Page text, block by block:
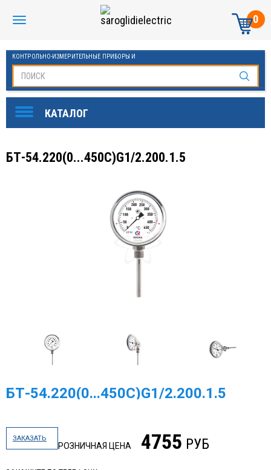
0
КОНТРОЛЬНО-ИЗМЕРИТЕЛЬНЫЕ ПРИБОРЫ И
БТ-54.220(0...450С)G1/2.200.1.5
БТ-54.220(0...450С)G1/2.200.1.5
ЗАКАЗАТЬ
РОЗНИЧНАЯ ЦЕНА 4755 РУБ